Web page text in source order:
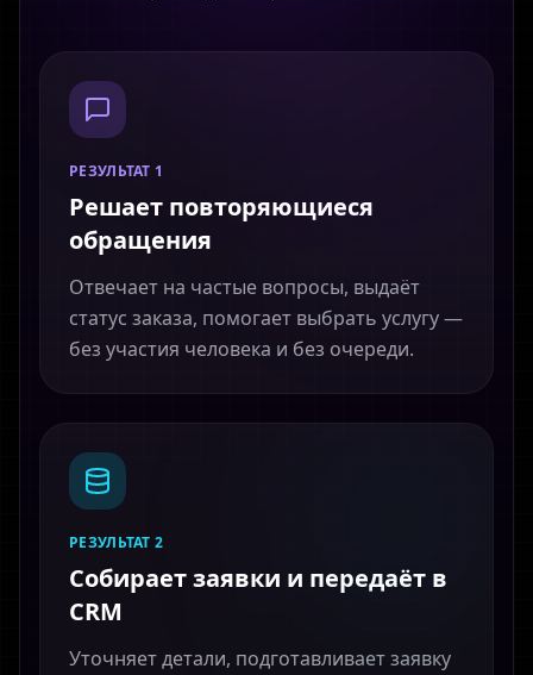
РЕЗУЛЬТАТ 1
Решает повторяющиеся
обращения
Отвечает на частые вопросы, выдаёт
статус заказа, помогает выбрать услугу —
без участия человека и без очереди.
РЕЗУЛЬТАТ 2
Собирает заявки и передаёт в
CRM
Уточняет детали, подготавливает заявку